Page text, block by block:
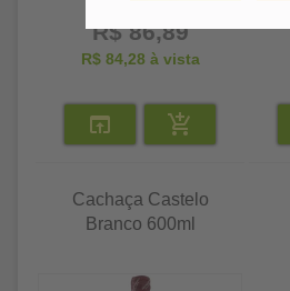
R$ 86,89
R$ 84,28 à vista
Cachaça Castelo
Branco 600ml